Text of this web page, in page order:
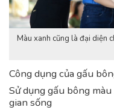
Màu xanh cũng là đại diện
Công dụng của gấu
Sử dụng gấu bông
gian sống